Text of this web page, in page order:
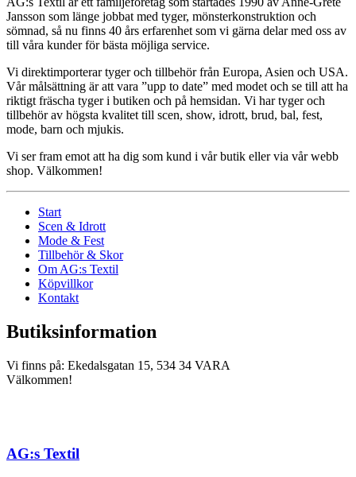
Jansson som länge jobbat med tyger, mönsterkonstruktion och
sömnad, så nu finns 40 års erfarenhet som vi gärna delar med oss av
till våra kunder för bästa möjliga service.
Vi direktimporterar tyger och tillbehör från Europa, Asien och USA.
Vår målsättning är att vara ”upp to date” med modet och se till att ha
riktigt fräscha tyger i butiken och på hemsidan. Vi har tyger och
tillbehör av högsta kvalitet till scen, show, idrott, brud, bal, fest,
mode, barn och mjukis.
Vi ser fram emot att ha dig som kund i vår butik eller via vår webb
shop. Välkommen!
Start
Scen & Idrott
Mode & Fest
Tillbehör & Skor
Om AG:s Textil
Köpvillkor
Kontakt
Butiksinformation
Vi finns på: Ekedalsgatan 15, 534 34 VARA
Välkommen!
AG:s Textil